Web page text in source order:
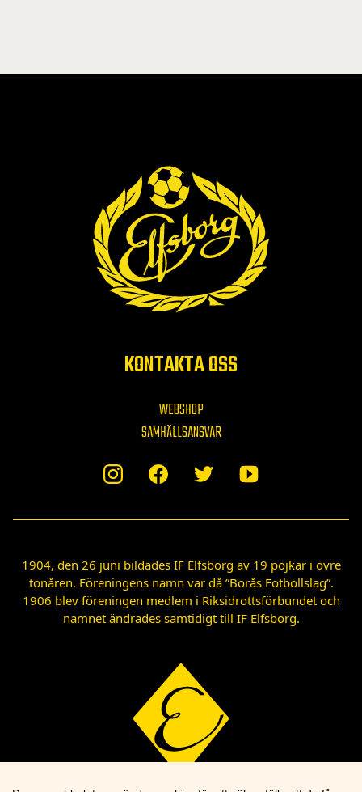
KONTAKTA OSS
WEBSHOP
SAMHÄLLSANSVAR
1904, den 26 juni bildades IF Elfsborg av 19 pojkar i övre
tonåren. Föreningens namn var då ”Borås Fotbollslag”.
1906 blev föreningen medlem i Riksidrottsförbundet och
namnet ändrades samtidigt till IF Elfsborg.